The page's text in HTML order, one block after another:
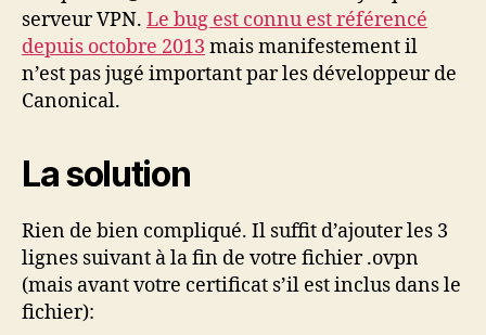
serveur VPN. Le bug est connu est référencé
depuis octobre 2013 mais manifestement il
n’est pas jugé important par les développeur de
Canonical.
La solution
Rien de bien compliqué. Il suffit d’ajouter les 3
lignes suivant à la fin de votre fichier .ovpn
(mais avant votre certificat s’il est inclus dans le
fichier):